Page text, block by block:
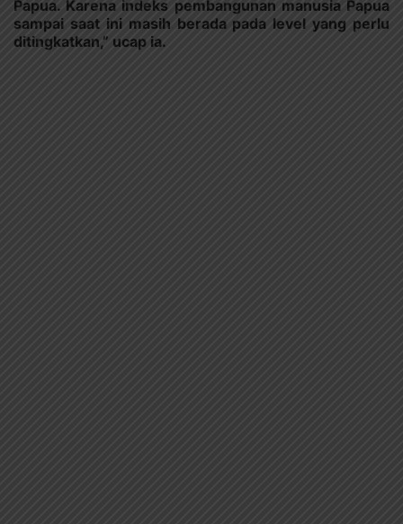
Papua. Karena indeks pembangunan manusia Papua
sampai saat ini masih berada pada level yang perlu
ditingkatkan,” ucap ia.